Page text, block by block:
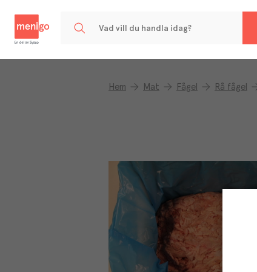
Hem Mat Fågel Rå fågel